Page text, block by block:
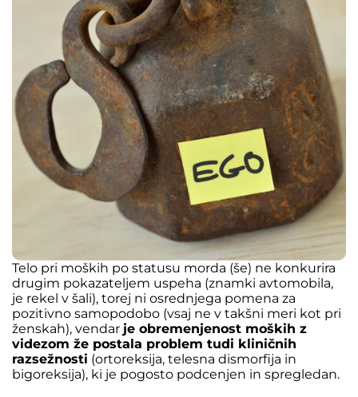
Telo pri moških po statusu morda (še) ne konkurira
drugim pokazateljem uspeha (znamki avtomobila,
je rekel v šali), torej ni osrednjega pomena za
pozitivno samopodobo (vsaj ne v takšni meri kot pri
ženskah), vendar je obremenjenost moških z
videzom že postala problem tudi kliničnih
razsežnosti (ortoreksija, telesna dismorfija in
bigoreksija), ki je pogosto podcenjen in spregledan.